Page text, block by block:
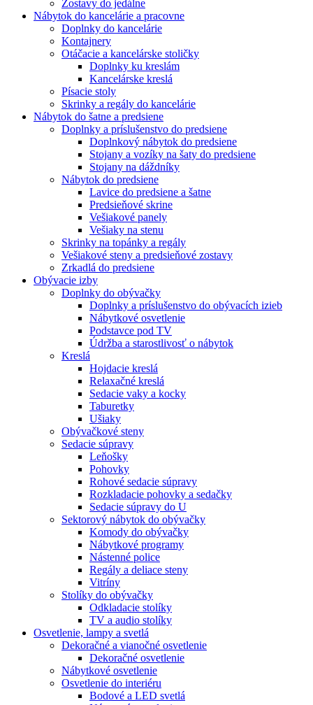
Zostavy do jedálne
Nábytok do kancelárie a pracovne
Doplnky do kancelárie
Kontajnery
Otáčacie a kancelárske stoličky
Doplnky ku kreslám
Kancelárske kreslá
Písacie stoly
Skrinky a regály do kancelárie
Nábytok do šatne a predsiene
Doplnky a príslušenstvo do predsiene
Doplnkový nábytok do predsiene
Stojany a vozíky na šaty do predsiene
Stojany na dáždníky
Nábytok do predsiene
Lavice do predsiene a šatne
Predsieňové skrine
Vešiakové panely
Vešiaky na stenu
Skrinky na topánky a regály
Vešiakové steny a predsieňové zostavy
Zrkadlá do predsiene
Obývacie izby
Doplnky do obývačky
Doplnky a príslušenstvo do obývacích izieb
Nábytkové osvetlenie
Podstavce pod TV
Údržba a starostlivosť o nábytok
Kreslá
Hojdacie kreslá
Relaxačné kreslá
Sedacie vaky a kocky
Taburetky
Ušiaky
Obývačkové steny
Sedacie súpravy
Leňošky
Pohovky
Rohové sedacie súpravy
Rozkladacie pohovky a sedačky
Sedacie súpravy do U
Sektorový nábytok do obývačky
Komody do obývačky
Nábytkové programy
Nástenné police
Regály a deliace steny
Vitríny
Stolíky do obývačky
Odkladacie stolíky
TV a audio stolíky
Osvetlenie, lampy a svetlá
Dekoračné a vianočné osvetlenie
Dekoračné osvetlenie
Nábytkové osvetlenie
Osvetlenie do interiéru
Bodové a LED svetlá